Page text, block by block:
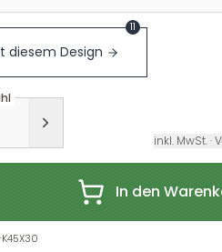
diesem Design
11
inkl. MwSt.
In den